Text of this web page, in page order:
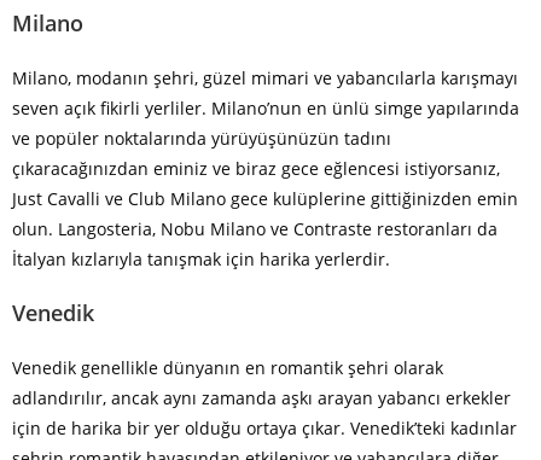
Milano
Milano, modanın şehri, güzel mimari ve yabancılarla karışmayı
seven açık fikirli yerliler. Milano’nun en ünlü simge yapılarında
ve popüler noktalarında yürüyüşünüzün tadını
çıkaracağınızdan eminiz ve biraz gece eğlencesi istiyorsanız,
Just Cavalli ve Club Milano gece kulüplerine gittiğinizden emin
olun. Langosteria, Nobu Milano ve Contraste restoranları da
İtalyan kızlarıyla tanışmak için harika yerlerdir.
Venedik
Venedik genellikle dünyanın en romantik şehri olarak
adlandırılır, ancak aynı zamanda aşkı arayan yabancı erkekler
için de harika bir yer olduğu ortaya çıkar. Venedik’teki kadınlar